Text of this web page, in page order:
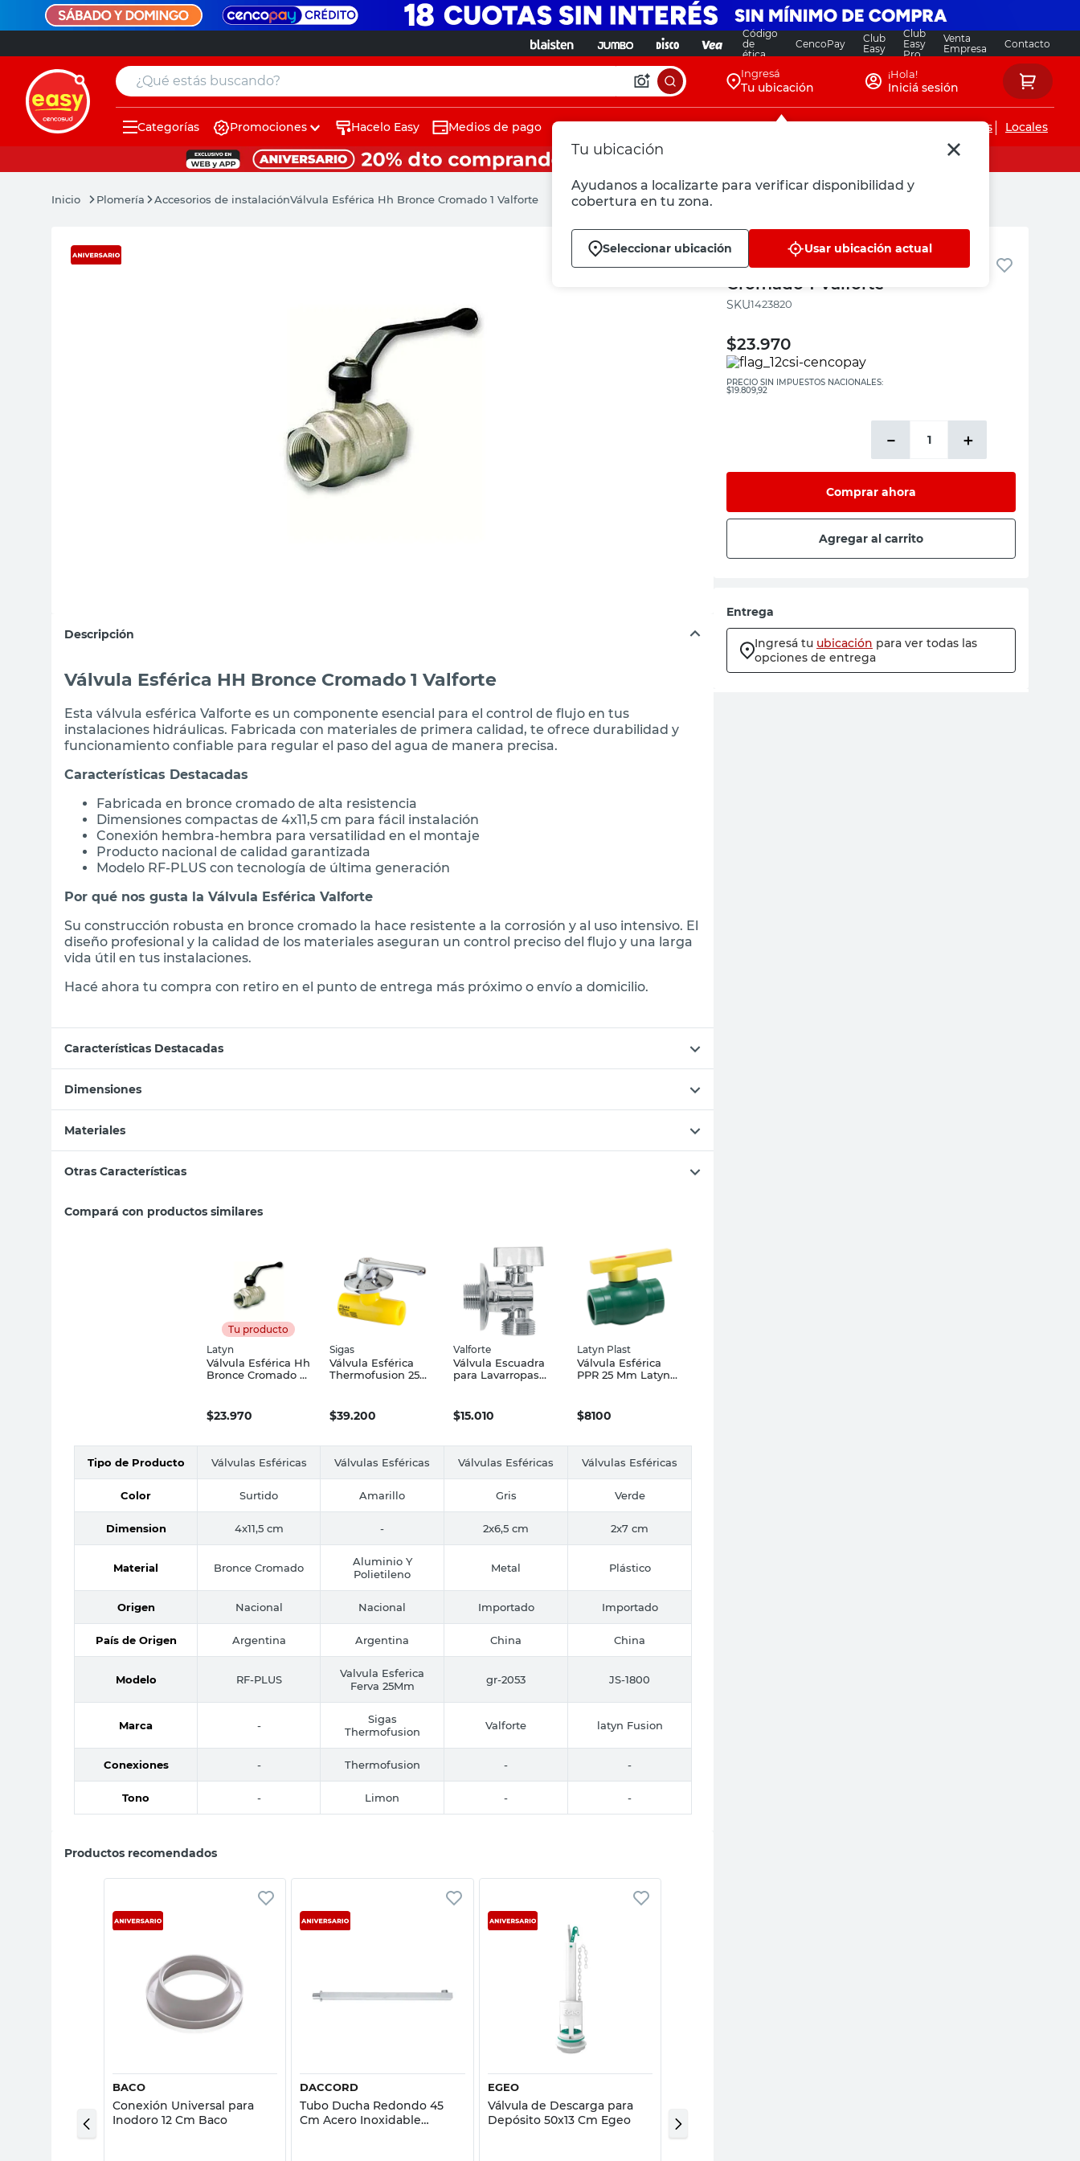
Código
de
ética
CencoPay
Club
Easy
Club
Easy
Pro
Venta
Empresa
Contacto
¿Qué estás buscando? Ingresá
Tu ubicación
Tu ubicación
Ayudanos a localizarte para verificar disponibilidad y
cobertura en tu zona.
Seleccionar ubicación Usar ubicación actual
¡Hola!
Iniciá sesión
Categorías Promociones Hacelo Easy Medios de pago Servicios de instalaciones Locales
Plomería Accesorios de instalaciónVálvula Esférica Hh Bronce Cromado 1 Valforte
Descripción
Válvula Esférica HH Bronce Cromado 1 Valforte
Esta válvula esférica Valforte es un componente esencial para el control de flujo en tus
instalaciones hidráulicas. Fabricada con materiales de primera calidad, te ofrece durabilidad y
funcionamiento confiable para regular el paso del agua de manera precisa.
Características Destacadas
Fabricada en bronce cromado de alta resistencia
Dimensiones compactas de 4x11,5 cm para fácil instalación
Conexión hembra-hembra para versatilidad en el montaje
Producto nacional de calidad garantizada
Modelo RF-PLUS con tecnología de última generación
Por qué nos gusta la Válvula Esférica Valforte
Su construcción robusta en bronce cromado la hace resistente a la corrosión y al uso intensivo. El
diseño profesional y la calidad de los materiales aseguran un control preciso del flujo y una larga
vida útil en tus instalaciones.
Hacé ahora tu compra con retiro en el punto de entrega más próximo o envío a domicilio.
Características Destacadas
Dimensiones
Materiales
Otras Características
Compará con productos similares
Tu producto
Latyn
Válvula Esférica Hh
Bronce Cromado 1
$23.970
Sigas
Válvula Esférica
Thermofusion 25
$39.200
Valforte
Válvula Escuadra
para Lavarropas
$15.010
Latyn Plast
Válvula Esférica
PPR 25 Mm Latyn
$8100
Tipo de Producto Válvulas Esféricas Válvulas Esféricas Válvulas Esféricas Válvulas Esféricas
Color Surtido Amarillo Gris Verde
Dimension 4x11,5 cm - 2x6,5 cm 2x7 cm
Material Bronce Cromado
Aluminio Y
Polietileno
Metal Plástico
Origen Nacional Nacional Importado Importado
País de Origen Argentina Argentina China China
Modelo RF-PLUS
Valvula Esferica
Ferva 25Mm
gr-2053 JS-1800
Marca -
Sigas
Thermofusion
Valforte latyn Fusion
Conexiones - Thermofusion - -
Tono - Limon - -
Productos recomendados
Vista rápida
BACO
Conexión Universal para
Inodoro 12 Cm Baco
DACCORD
Tubo Ducha Redondo 45
Cm Acero Inoxidable
Vista rápida
EGEO
Válvula de Descarga para
Depósito 50x13 Cm Egeo
El Fontanero
Latyn
Válvula Esférica Hh Bronce
Cromado 1 Valforte
:1423820
$23.970
PRECIO SIN IMPUESTOS NACIONALES:
$19.809,92
＋
－
Comprar ahora
Agregar al carrito
Entrega
Ingresá tu ubicación para ver todas las
opciones de entrega
muebles